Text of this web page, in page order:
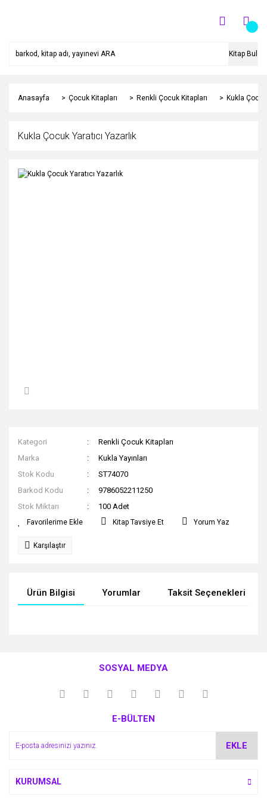
Kitap Bul
Anasayfa Çocuk Kitapları Renkli Çocuk Kitapları Kukla
Kukla Çocuk Yaratıcı Yazarlık
Kategori
Renkli Çocuk Kitapları
Marka
Kukla Yayınları
Stok Kodu
ST74070
Barkod Kodu
9786052211250
Stok Miktarı
100 Adet
Kitap Tavsiye Et Yorum Yaz
Karşılaştır
Ürün Bilgisi Yorumlar Taksit Seçenekleri
kullanarak tarafımıza iletebilirsiniz.
Görüş ve önerileriniz için teşekkür ederiz.
Ürün açıklamasında eksik bilgiler bulunuyor.
SOSYAL MEDYA
E-BÜLTEN
EKLE
KURUMSAL